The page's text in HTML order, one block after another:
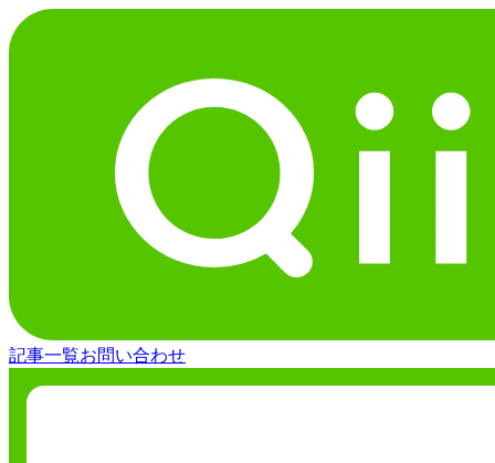
記事一覧お問い合わせ